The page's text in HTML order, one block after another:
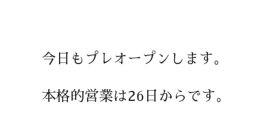
今日もプレオープンします。
本格的営業は26日からです。